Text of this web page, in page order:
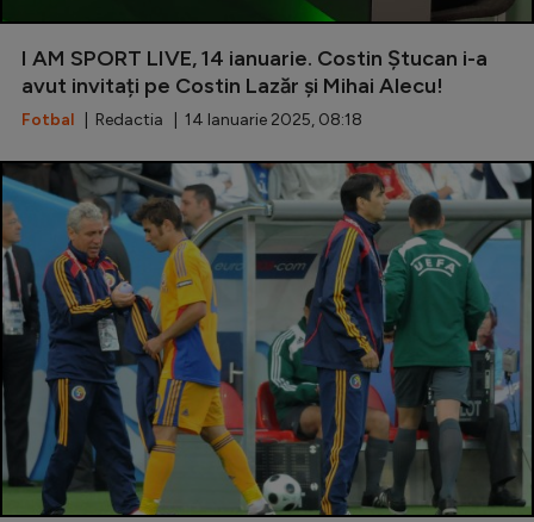
I AM SPORT LIVE, 14 ianuarie. Costin Ștucan i-a
avut invitați pe Costin Lazăr și Mihai Alecu!
Fotbal | Redactia | 14 Ianuarie 2025, 08:18